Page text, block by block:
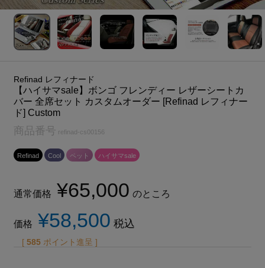
Refinad レフィナード
【ハイサマsale】ボンゴ フレンディー レザーシートカ
バー 全席セット カスタムオーダー [Refinad レフィナー
ド] Custom
商品番号 refinad-cs00156
Refinad Cool ペット ハイサマsale
通常価格 ¥65,000 のところ
価格 ¥58,500 税込
[ 585 ポイント進呈 ]